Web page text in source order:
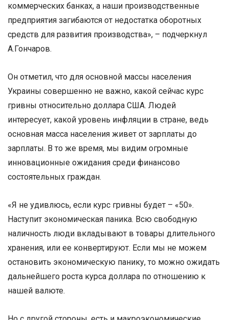
коммерческих банках, а наши производственные
предприятия загибаются от недостатка оборотных
средств для развития производства», – подчеркнул
А.Гончаров.
Он отметил, что для основной массы населения
Украины совершенно не важно, какой сейчас курс
гривны относительно доллара США. Людей
интересует, какой уровень инфляции в стране, ведь
основная масса населения живет от зарплаты до
зарплаты. В то же время, мы видим огромные
инновационные ожидания среди финансово
состоятельных граждан.
«Я не удивлюсь, если курс гривны будет – «50».
Наступит экономическая паника. Всю свободную
наличность люди вкладывают в товары длительного
хранения, или ее конвертируют. Если мы не можем
остановить экономическую панику, то можно ожидать
дальнейшего роста курса доллара по отношению к
нашей валюте.